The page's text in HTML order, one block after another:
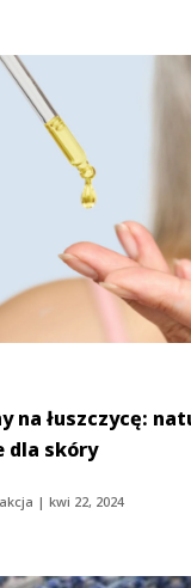
na łuszczycę:
dla skóry
|kwi 22, 2024